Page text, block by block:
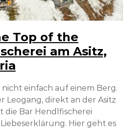
Top of the
am Asitz,
nicht einfach auf einem Berg.
Leogang, direkt an der Asitz
die Bar Hendlfischerei
Hier geht es